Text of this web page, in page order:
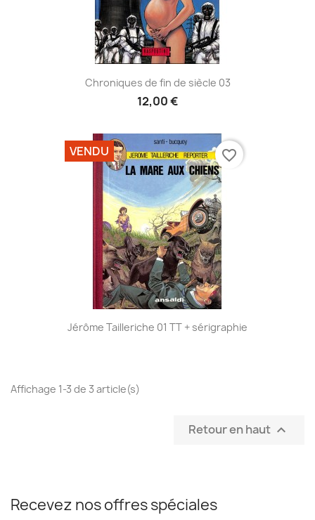
Chroniques de fin de siècle 03
12,00 €
Jérôme Tailleriche 01 TT + sérigraphie
VENDU favorite_border
Affichage 1-3 de 3 article(s)
Retour en haut 
Recevez nos offres spéciales